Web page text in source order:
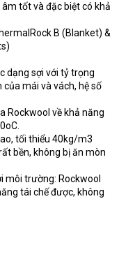
tốt và đặc biệt có khả
B (Blanket) &
dạng sợi với tỷ trọng
mái và vách, hệ số
Rockwool về khả năng
tối thiểu 40kg/m3
bền, không bị ăn mòn
môi trường: Rockwool
tái chế được, không